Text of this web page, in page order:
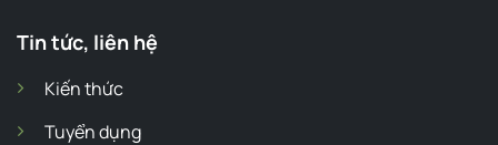
Tin tức, liên hệ
Kiến thức
Tuyển dụng